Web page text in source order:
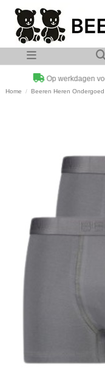
Op werkdagen
Home Beeren Heren Ondergoed